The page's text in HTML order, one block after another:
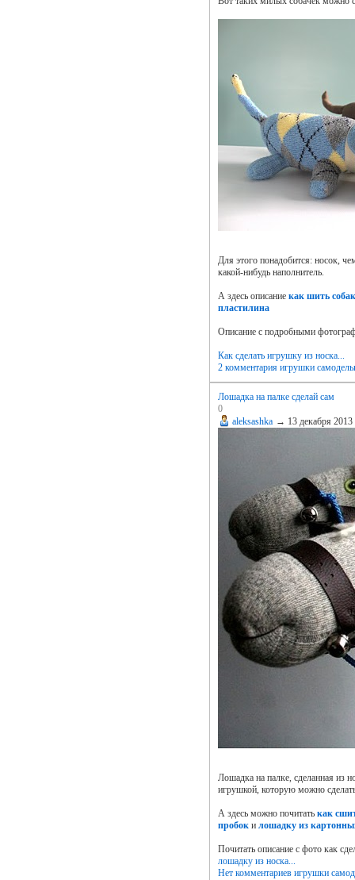
Для этого понадобится: носок,
какой-нибудь наполнитель.
А здесь описаниекак шить
пластилина
Описание с подробными
Как сделать игрушку из носка...
2 комментария игрушки
Лошадка на палке сделай сам
0
aleksashka → 13 декабря 2013
Лошадка на палке, сделанная из
игрушкой, которую можно
А здесь можно почитатькак
пробок илошадку из
Почитать описание с фото как
лошадку из носка...
Нет комментариев игрушки